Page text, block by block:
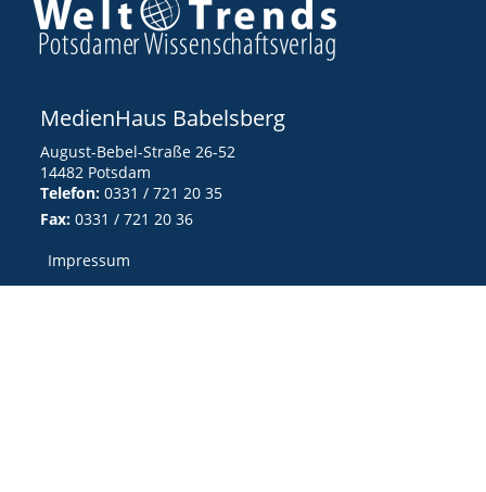
MedienHaus Babelsberg
August-Bebel-Straße 26-52
14482 Potsdam
Telefon: 0331 / 721 20 35
Fax: 0331 / 721 20 36
Impressum